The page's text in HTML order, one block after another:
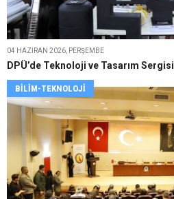
04 HAZIRAN 2026, PERŞEMBE
DPÜ’de Teknoloji ve Tasarım Sergisi
BILIM-TEKNOLOJI